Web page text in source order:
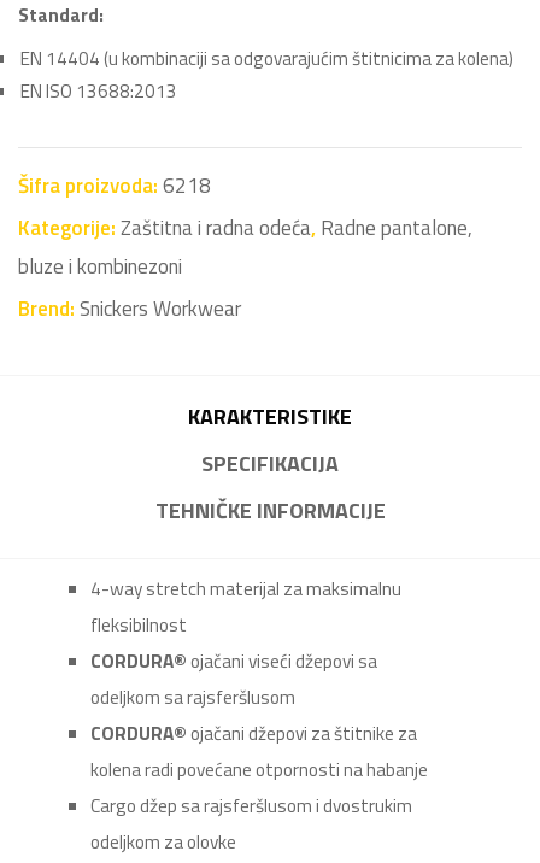
Standard:
EN 14404 (u kombinaciji sa odgovarajućim štitnicima za kolena)
EN ISO 13688:2013
Šifra proizvoda:6218
Kategorije:Zaštitna i radna odeća,Radne pantalone,
bluze i kombinezoni
Brend:Snickers Workwear
KARAKTERISTIKE
SPECIFIKACIJA
TEHNIČKE INFORMACIJE
4-way stretch materijal za maksimalnu
fleksibilnost
CORDURA®ojačani viseći džepovi sa
odeljkom sa rajsferšlusom
CORDURA®ojačani džepovi za štitnike za
kolena radi povećane otpornosti na habanje
Cargo džep sa rajsferšlusom i dvostrukim
odeljkom za olovke